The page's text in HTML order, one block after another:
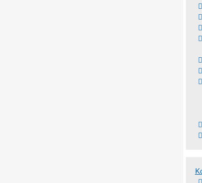
Gemeinsam Schule